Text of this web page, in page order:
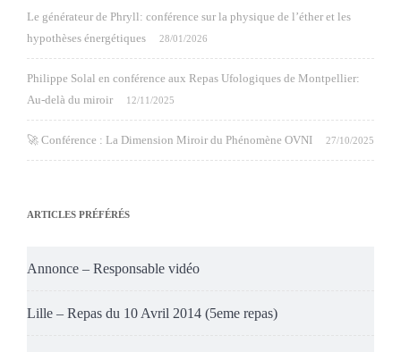
Le générateur de Phryll: conférence sur la physique de l’éther et les
hypothèses énergétiques
28/01/2026
Philippe Solal en conférence aux Repas Ufologiques de Montpellier:
Au-delà du miroir
12/11/2025
🚀 Conférence : La Dimension Miroir du Phénomène OVNI 27/10/2025
ARTICLES PRÉFÉRÉS
Annonce – Responsable vidéo
Lille – Repas du 10 Avril 2014 (5eme repas)